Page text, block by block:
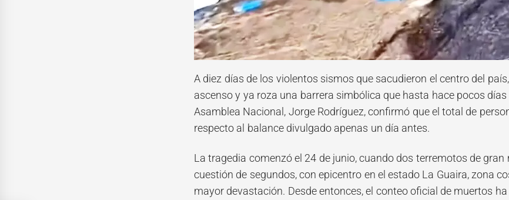
A diez días de los violentos sismos que sacudieron el centro del
ascenso y ya roza una barrera simbólica que hasta hace pocos
Asamblea Nacional, Jorge Rodríguez, confirmó que el total de
respecto al balance divulgado apenas un día antes.
La tragedia comenzó el 24 de junio, cuando dos terremotos de
cuestión de segundos, con epicentro en el estado La Guaira, zona
mayor devastación. Desde entonces, el conteo oficial de muertos